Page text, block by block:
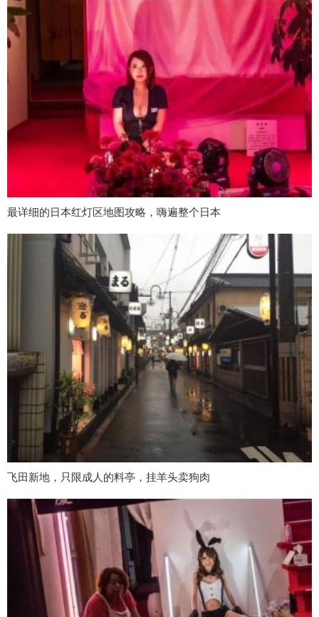
最详细的日本红灯区地图攻略，嗨遍整个日本
飞田新地，只限成人的料亭，挂羊头卖狗肉